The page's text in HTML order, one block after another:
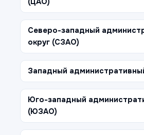
Северо-западный
округ (СЗАО)
Западный
Юго-западный
(ЮЗАО)